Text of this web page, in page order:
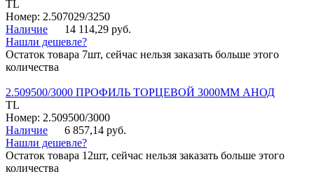
TL
Номер: 2.507029/3250
Наличие
14 114,29 руб.
Нашли дешевле?
Остаток товара 7шт, сейчас нельзя заказать больше этого
количества
2.509500/3000 ПРОФИЛЬ ТОРЦЕВОЙ 3000ММ АНОД
TL
Номер: 2.509500/3000
Наличие
6 857,14 руб.
Нашли дешевле?
Остаток товара 12шт, сейчас нельзя заказать больше этого
количества